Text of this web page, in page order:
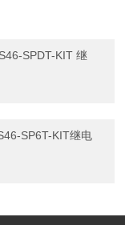
SPDT-KIT 继
SP6T-KIT继电